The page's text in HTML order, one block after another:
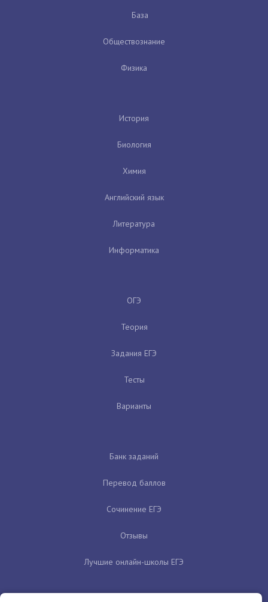
База
Обществознание
Физика
История
Биология
Химия
Английский язык
Литература
Информатика
ОГЭ
Теория
Задания ЕГЭ
Тесты
Варианты
Банк заданий
Перевод баллов
Сочинение ЕГЭ
Отзывы
Лучшие онлайн-школы ЕГЭ